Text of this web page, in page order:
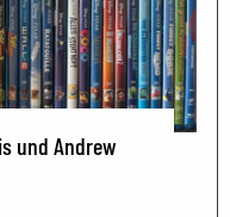
und Andrew